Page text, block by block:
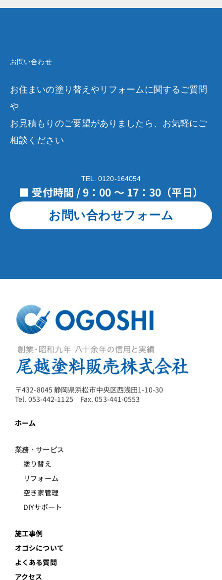
お問い合わせ
お住まいの塗り替えやリフォームに関するご質問
や
お見積もりのご要望がありましたら、お気軽にご
相談ください
TEL. 0120-164054
■ 受付時間 / 9：00 ～ 17：30（平日）
お問い合わせフォーム
〒432-8045 静岡県浜松市中央区西浅田1-10-30
Tel. 053-442-1125 Fax. 053-441-0553
ホーム
業務・サービス
塗り替え
リフォーム
空き家管理
DIYサポート
施工事例
オゴシについて
よくある質問
アクセス